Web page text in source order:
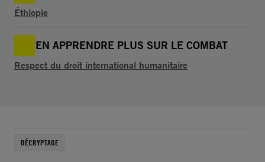
Éthiopie
EN APPRENDRE PLUS SUR LE COMBAT
Respect du droit international humanitaire
DÉCRYPTAGE